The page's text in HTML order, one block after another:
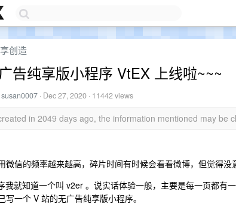
创造
告纯享版小程序 VtEX 上线啦~~~
susan0007 · Dec 27, 2020 · 11442 views
in 2049 days ago, the information mentioned may be
微信的频率越来越高，碎片时间有时候会看看微博，但觉得没
我就知道一个叫 v2er 。说实话体验一般，主要是每一页都有
写一个 V 站的无广告纯享版小程序。